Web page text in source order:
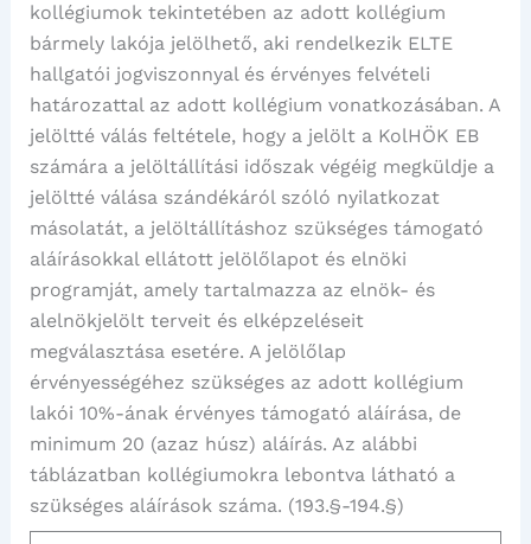
kollégiumok tekintetében az adott kollégium
bármely lakója jelölhető, aki rendelkezik ELTE
hallgatói jogviszonnyal és érvényes felvételi
határozattal az adott kollégium vonatkozásában. A
jelöltté válás feltétele, hogy a jelölt a KolHÖK EB
számára a jelöltállítási időszak végéig megküldje a
jelöltté válása szándékáról szóló nyilatkozat
másolatát, a jelöltállításhoz szükséges támogató
aláírásokkal ellátott jelölőlapot és elnöki
programját, amely tartalmazza az elnök- és
alelnökjelölt terveit és elképzeléseit
megválasztása esetére. A jelölőlap
érvényességéhez szükséges az adott kollégium
lakói 10%-ának érvényes támogató aláírása, de
minimum 20 (azaz húsz) aláírás. Az alábbi
táblázatban kollégiumokra lebontva látható a
szükséges aláírások száma. (193.§-194.§)